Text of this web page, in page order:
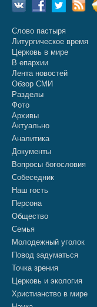
Слово пастыря
Литургическое время
Церковь в мире
В епархии
Лента новостей
Обзор СМИ
Разделы
Фото
Архивы
Актуально
Аналитика
Документы
Вопросы богословия
Собеседник
Наш гость
Персона
Общество
Семья
Молодежный уголок
Повод задуматься
Точка зрения
Церковь и экология
Христианство в мире